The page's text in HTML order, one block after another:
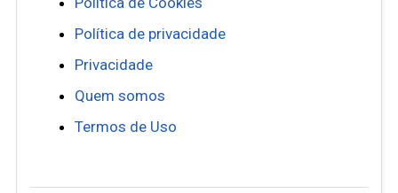
Política de privacidade
Privacidade
Quem somos
Termos de Uso